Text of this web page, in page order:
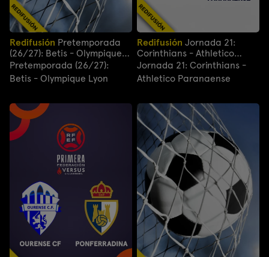
Redifusión
(26/27): Betis - Olympique
Lyon
Pretemporada (26/27):
Betis - Olympique Lyon
Redifusión
Corinthians - Athletico
Paranaense
Jornada 21: Corinthians -
Athletico Paranaense